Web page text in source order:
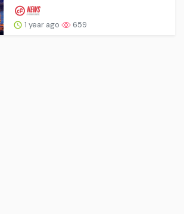
1 year ago 659